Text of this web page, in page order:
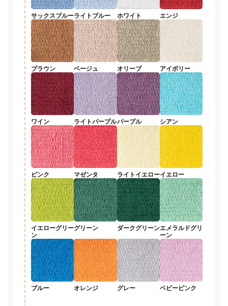
サックスブルーライトブルー ホワイト エンジ
ブラウン ベージュ オリーブ アイボリー
ワイン ライトパープルパープル シアン
ピンク マゼンタ ライトイエローイエロー
イエローグリー
ン
グリーン ダークグリーンエメラルドグリ
ーン
ブルー オレンジ グレー ベビーピンク